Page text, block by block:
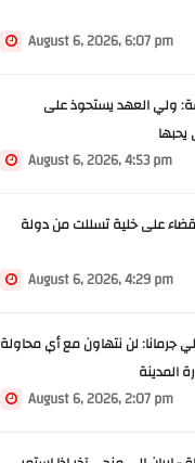
August 6, 2026, 6:07 pm
ولي العهد يستحوذ على
August 6, 2026, 4:53 pm
على خلية تسللت من دولة
August 6, 2026, 4:29 pm
جرمانا: لن نتهاون مع أي محاولة
المدينة
August 6, 2026, 2:07 pm